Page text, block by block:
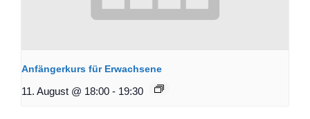
Anfängerkurs für Erwachsene
11. August @ 18:00 - 19:30